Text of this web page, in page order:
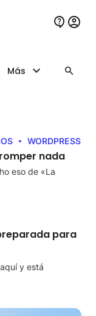
Más
WORDPRESS
nada
eso de «La
para
y está